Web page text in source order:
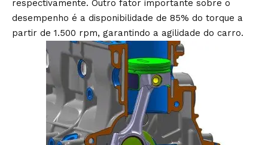
respectivamente. Outro fator importante sobre o
desempenho é a disponibilidade de 85% do torque a
partir de 1.500 rpm, garantindo a agilidade do carro.